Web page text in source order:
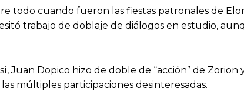
todo cuando fueron las fiestas patronales de
trabajo de doblaje de diálogos en estudio,
Juan Dopico hizo de doble de “acción” de
múltiples participaciones desinteresadas.